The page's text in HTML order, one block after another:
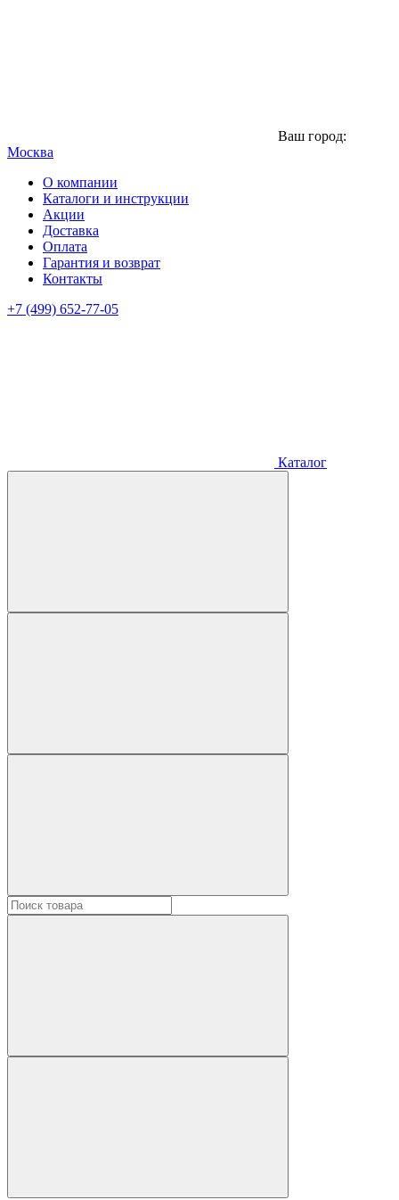
Ваш город:
Москва
О компании
Каталоги и инструкции
Акции
Доставка
Оплата
Гарантия и возврат
Контакты
+7 (499) 652-77-05
Каталог